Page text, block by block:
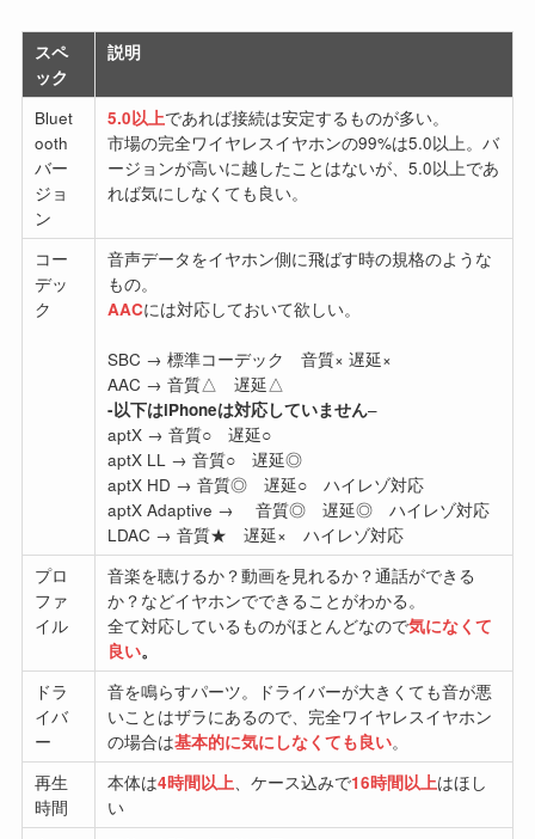
スペ
ック
説明
Bluet
ooth
バー
ジョ
ン
5.0以上であれば接続は安定するものが多い。
市場の完全ワイヤレスイヤホンの99%は5.0以上。バ
ージョンが高いに越したことはないが、5.0以上であ
れば気にしなくても良い。
コー
デッ
ク
音声データをイヤホン側に飛ばす時の規格のような
もの。
AACには対応しておいて欲しい。
SBC → 標準コーデック 音質× 遅延×
AAC → 音質△ 遅延△
-以下はiPhoneは対応していません–
aptX → 音質○ 遅延○
aptX LL → 音質○ 遅延◎
aptX HD → 音質◎ 遅延○ ハイレゾ対応
aptX Adaptive → 音質◎ 遅延◎ ハイレゾ対応
LDAC → 音質★ 遅延× ハイレゾ対応
プロ
ファ
イル
音楽を聴けるか？動画を見れるか？通話ができる
か？などイヤホンでできることがわかる。
全て対応しているものがほとんどなので気になくて
良い。
ドラ
イバ
ー
音を鳴らすパーツ。ドライバーが大きくても音が悪
いことはザラにあるので、完全ワイヤレスイヤホン
の場合は基本的に気にしなくても良い。
再生
時間
本体は4時間以上、ケース込みで16時間以上はほし
い